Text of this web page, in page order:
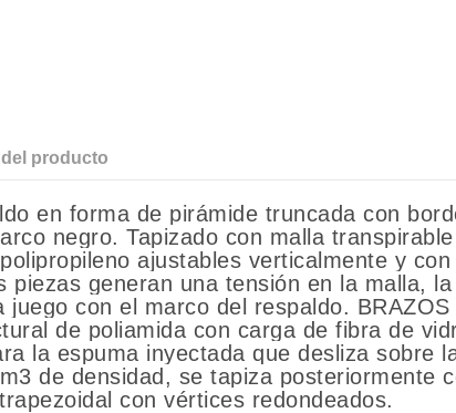
del producto
en forma de pirámide truncada con
negro. Tapizado con malla
ajustables verticalmente y
piezas generan una tensión en la malla,
juego con el marco del respaldo.
de poliamida con carga de fibra de
la espuma inyectada que desliza sobre
de densidad, se tapiza posteriormente
con vértices redondeados.